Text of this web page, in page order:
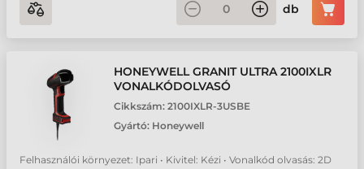
db
HONEYWELL GRANIT ULTRA 2100IXLR
VONALKÓDOLVASÓ
Cikkszám: 2100IXLR-3USBE
Gyártó: Honeywell
Felhasználói környezet: Ipari • Kivitel: Kézi • Vonalkód olvasás: 2D